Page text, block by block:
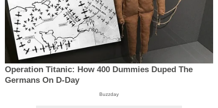
Operation Titanic: How 400 Dummies Duped The
Germans On D-Day
Buzzday